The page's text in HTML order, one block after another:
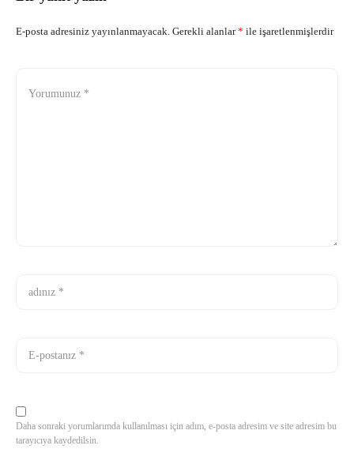
E-posta adresiniz yayınlanmayacak. Gerekli alanlar* ile işaretlenmişlerdir
Daha sonraki yorumlarımda kullanılması için adım, e-posta adresim ve site adresim bu
tarayıcıya kaydedilsin.